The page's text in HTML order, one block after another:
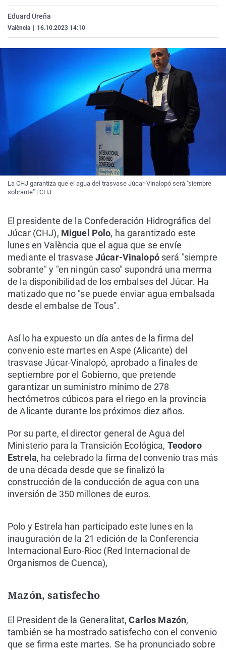
La rosa de los vientos
Caso
Operación Viuda
Extremadura
Navarra
País Vasco
Virales
Eduard Ureña
València 16.10.2023 14:10
La CHJ garantiza que el agua del trasvase Júcar-Vinalopó será "siempre
sobrante" | CHJ
El presidente de la Confederación Hidrográfica del
Júcar (CHJ), Miguel Polo, ha garantizado este
lunes en València que el agua que se envíe
mediante el trasvase Júcar-Vinalopóserá "siempre
sobrante" y "en ningún caso" supondrá una merma
de la disponibilidad de los embalses del Júcar. Ha
matizado que no "se puede enviar agua embalsada
desde el embalse de Tous".
Así lo ha expuesto un día antes de la firma del
convenio este martes en Aspe (Alicante) del
trasvase Júcar-Vinalopó, aprobado a finales de
septiembre por el Gobierno, que pretende
garantizar un suministro mínimo de 278
hectómetros cúbicos para el riego en la provincia
de Alicante durante los próximos diez años.
Por su parte, el director general de Agua del
Ministerio para la Transición Ecológica, Teodoro
Estrela, ha celebrado la firma del convenio tras más
de una década desde que se finalizó la
construcción de la conducción de agua con una
inversión de 350 millones de euros.
Polo y Estrela han participado este lunes en la
inauguración de la 21 edición de la Conferencia
Internacional Euro-Rioc (Red Internacional de
Organismos de Cuenca),
Mazón, satisfecho
El President de la Generalitat,Carlos Mazón,
también se ha mostrado satisfecho con el convenio
que se firma este martes. Se ha pronunciado sobre